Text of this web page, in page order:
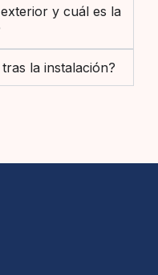
y cuál es la
la instalación?